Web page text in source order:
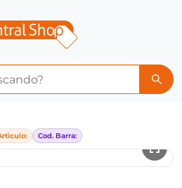
| Central
Cod. Barra: